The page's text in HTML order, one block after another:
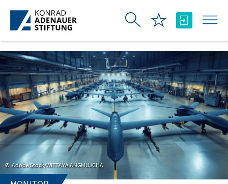
Skip to Main Content
Adobe Stock/WITTAYA ANGMUJCHA